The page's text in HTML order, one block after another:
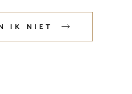
IK NIET
YEARS